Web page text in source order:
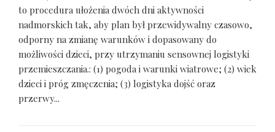
to procedura ułożenia dwóch dni aktywności
nadmorskich tak, aby plan był przewidywalny czasowo,
odporny na zmianę warunków i dopasowany do
możliwości dzieci, przy utrzymaniu sensownej logistyki
przemieszczania.: (1) pogoda i warunki wiatrowe; (2) wiek
dzieci i próg zmęczenia; (3) logistyka dojść oraz
przerwy...